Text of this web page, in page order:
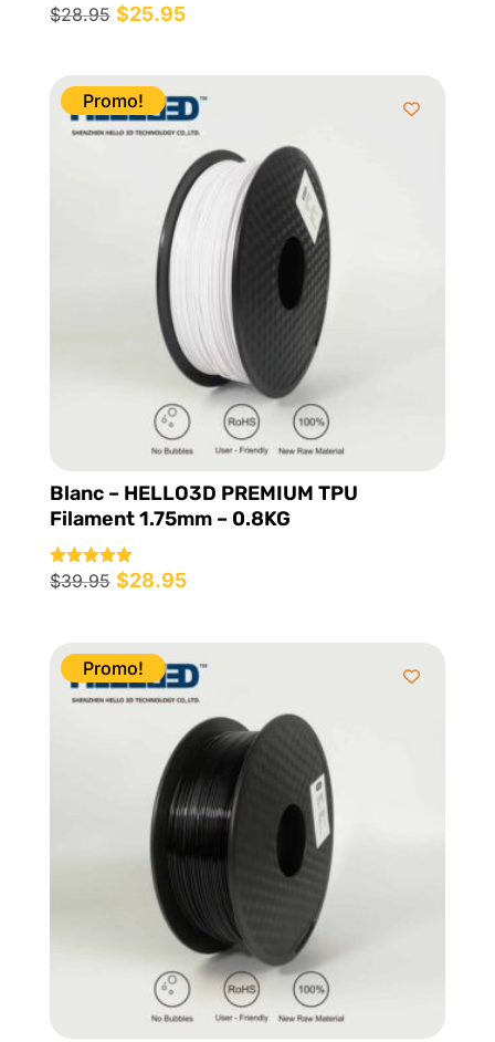
$28.95 Le
initial
était :
$28.95.
$25.95Le
actuel
est :
$25.95.
Promo!
Blanc – HELLO3D PREMIUM TPU
Filament 1.75mm – 0.8KG
Note
5.00
$39.95 Le
initial
était :
$39.95.
$28.95Le
actuel
est :
$28.95.
Promo!